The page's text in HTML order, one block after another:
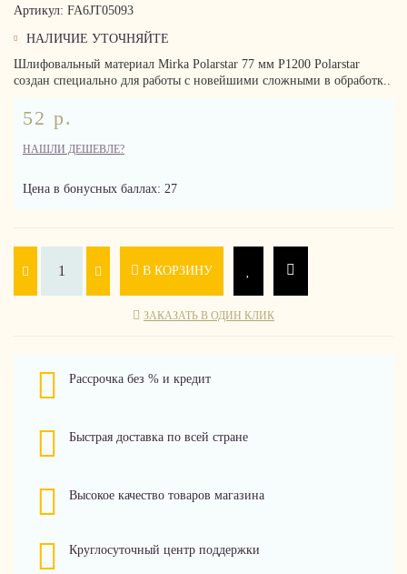
Артикул: FA6JT05093
НАЛИЧИЕ УТОЧНЯЙТЕ
Шлифовальный материал Mirka Polarstar 77 мм Р1200 Polarstar
создан специально для работы с новейшими сложными в обработк..
52 р.
НАШЛИ ДЕШЕВЛЕ?
Цена в бонусных баллах: 27
В КОРЗИНУ
ЗАКАЗАТЬ В ОДИН КЛИК
Рассрочка без % и кредит
Быстрая доставка по всей стране
Высокое качество товаров магазина
Круглосуточный центр поддержки